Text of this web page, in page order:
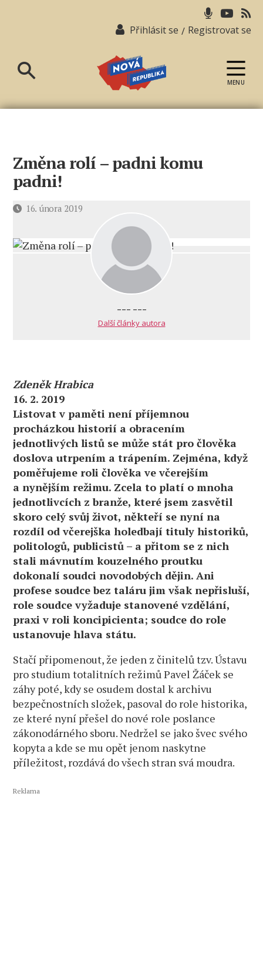
Přihlásit se / Registrovat se
republika
MENU
Změna rolí – padni komu
padni!
Datum16. února 2019
--- ---
Další články autora
Zdeněk Hrabica
16. 2. 2019
Listovat v paměti není příjemnou
procházkou historií a obracením
jednotlivých listů se může stát pro člověka
doslova utrpením a trápením. Zejména, když
poměřujeme roli člověka ve včerejším
a nynějším režimu. Zcela to platí o mnoha
jednotlivcích z branže, které jsem zasvětil
skoro celý svůj život, někteří se nyní na
rozdíl od včerejška holedbají tituly historiků,
politologů, publicistů – a přitom se z nich
stali mávnutím kouzelného proutku
dokonalí soudci novodobých dějin. Ani
profese soudce bez taláru jim však nepřisluší,
role soudce vyžaduje stanovené vzdělání,
praxi v roli koncipicienta; soudce do role
ustanovuje hlava státu.
Stačí připomenout, že jeden z činitelů tzv. Ústavu
pro studium totalitních režimů Pavel Žáček se
záhy poté, kdy se osudem dostal k archivu
bezpečnostních složek, pasoval do role historika,
ze které nyní přešel do nové role poslance
zákonodárného sboru. Nedržel se jako švec svého
kopyta a kde se mu opět jenom naskytne
příležitost, rozdává do všech stran svá moudra.
Reklama